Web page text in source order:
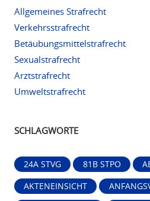
Allgemeines Strafrecht
Verkehrsstrafrecht
Betäubungsmittelstrafrecht
Sexualstrafrecht
Arztstrafrecht
Umweltstrafrecht
SCHLAGWORTE
24A STVG 81B STPO
AKTENEINSICHT